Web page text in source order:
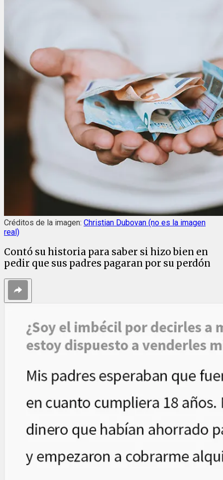
Créditos de la imagen: Christian Dubovan (no es la imagen
real)
Contó su historia para saber si hizo bien en
pedir que sus padres pagaran por su perdón